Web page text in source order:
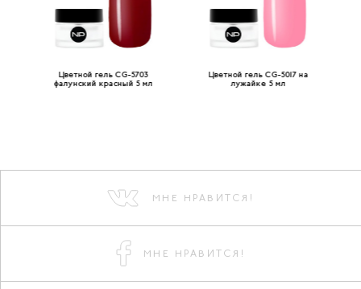
Цветной гель CG-5703
фалунский красный 5 мл
Цветной гель CG-5017 на
лужайке 5 мл
МНЕ НРАВИТСЯ!
МНЕ НРАВИТСЯ!